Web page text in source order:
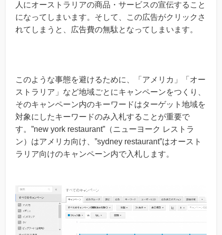
人にオーストラリアの商品・サービスの宣伝すること
になってしまいます。そして、この広告がクリックさ
れてしまうと、広告費の無駄となってしまいます。
このような事態を避けるために、「アメリカ」「オー
ストラリア」など地域ごとにキャンペーンをつくり、
そのキャンペーン内のキーワードはターゲット地域を
対象にしたキーワードのみ入札することが重要で
す。”new york restaurant”（ニューヨーク レストラ
ン）はアメリカ向け、”sydney restaurant”はオースト
ラリア向けのキャンペーン内で入札します。